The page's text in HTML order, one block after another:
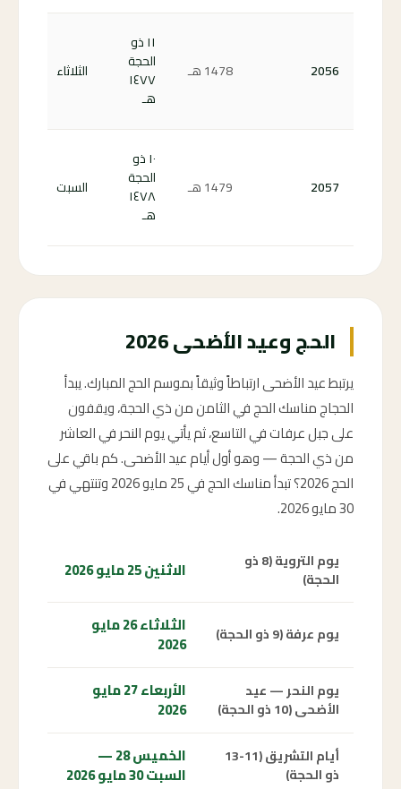
2056
1478هـ
١١ ذو
الحجة
١٤٧٧
هـ
الثلاثاء
2057
1479هـ
١٠ ذو
الحجة
١٤٧٨
هـ
السبت
الحج وعيد الأضحى 2026
يرتبط عيد الأضحى ارتباطاً وثيقاً بموسم الحج المبارك. يبدأ
الحجاج مناسك الحج في الثامن من ذي الحجة، ويقفون
على جبل عرفات في التاسع، ثم يأتي يوم النحر في العاشر
من ذي الحجة — وهو أول أيام عيد الأضحى. كم باقي على
الحج 2026؟ تبدأ مناسك الحج في 25 مايو 2026 وتنتهي في
30 مايو 2026.
يوم التروية (8 ذو
الحجة)
الاثنين 25 مايو 2026
يوم عرفة (9 ذو الحجة) الثلاثاء 26 مايو
2026
يوم النحر — عيد
الأضحى (10 ذو الحجة)
الأربعاء 27 مايو
2026
أيام التشريق (11-13
ذو الحجة)
الخميس 28 —
السبت 30 مايو 2026